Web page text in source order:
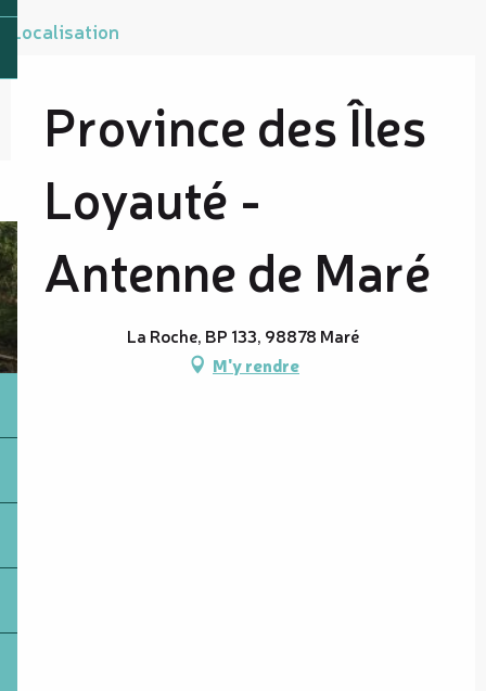
Localisation
Province des Îles
Loyauté -
Antenne de Maré
La Roche, BP 133, 98878 Maré
M'y rendre